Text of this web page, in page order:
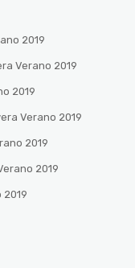
2019
Verano 2019
2019
Verano 2019
2019
2019